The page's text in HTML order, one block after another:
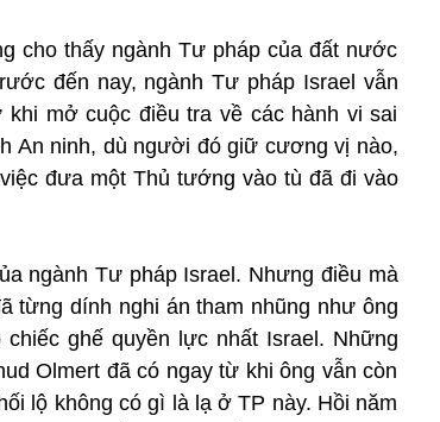
cho thấy ngành Tư pháp của đất nước
đến nay, ngành Tư pháp Israel vẫn
mở cuộc điều tra về các hành vi sai
An ninh, dù người đó giữ cương vị nào,
đưa một Thủ tướng vào tù đã đi vào
ngành Tư pháp Israel. Nhưng điều mà
từng dính nghi án tham nhũng như ông
ghế quyền lực nhất Israel. Những
Olmert đã có ngay từ khi ông vẫn còn
lộ không có gì là lạ ở TP này. Hồi năm